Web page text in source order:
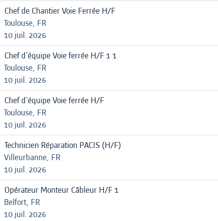
Chef de Chantier Voie Ferrée H/F
Toulouse, FR
10 juil. 2026
Chef d'équipe Voie ferrée H/F 1 1
Toulouse, FR
10 juil. 2026
Chef d'équipe Voie ferrée H/F
Toulouse, FR
10 juil. 2026
Technicien Réparation PACIS (H/F)
Villeurbanne, FR
10 juil. 2026
Opérateur Monteur Câbleur H/F 1
Belfort, FR
10 juil. 2026